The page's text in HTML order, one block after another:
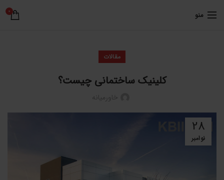
منو 0
مقالات
کلینیک ساختمانی چیست؟
28
نوامبر